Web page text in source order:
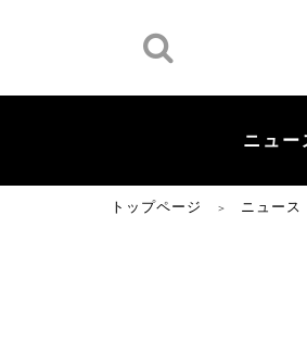
ニュー
トップページ ＞ ニュース